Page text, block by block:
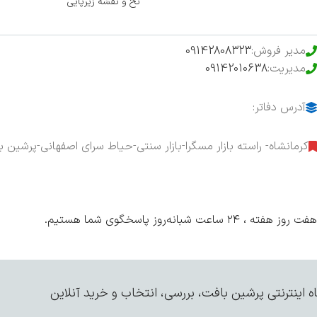
مدیر فروش:09142808323
مدیریت:09142010638
آدرس دفاتر:
کرمانشاه- راسته بازار مسگرا-بازار سنتی-حیاط سرای اصفهانی-پرشین
هفت روز هفته ، ۲۴ ساعت شبانه‌روز پاسخگوی شما هستیم.
اینترنتی پرشین بافت، بررسی، انتخاب و خرید آنلاین